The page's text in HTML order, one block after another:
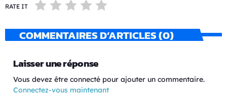
RATE IT
COMMENTAIRES D’ARTICLES (0)
Laisser une réponse
Vous devez être connecté pour ajouter un commentaire.
Connectez-vous maintenant